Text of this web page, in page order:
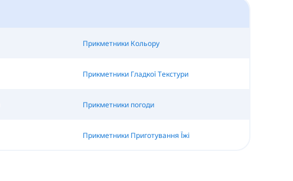
Прикметники Кольору
Прикметники Гладкої Текстури
Прикметники погоди
Прикметники Приготування Їжі